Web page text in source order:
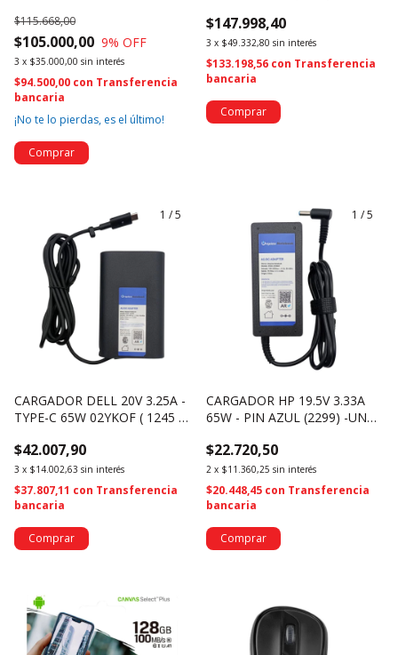
IA (4728)
$105.000,00
$115.668,00
9% OFF
3 x $35.000,00 sin interés
$94.500,00 con Transferencia
bancaria
¡No te lo pierdas, es el último!
$147.998,40
3 x $49.332,80 sin interés
$133.198,56 con Transferencia
bancaria
1 /5
CARGADOR DELL 20V 3.25A -
TYPE-C 65W 02YKOF ( 1245 )-
$42.007,90
3 x $14.002,63 sin interés
$37.807,11 con Transferencia
bancaria
1 /5
CARGADOR HP 19.5V 3.33A
65W - PIN AZUL (2299) -UN
$22.720,50
2 x $11.360,25 sin interés
$20.448,45 con Transferencia
bancaria